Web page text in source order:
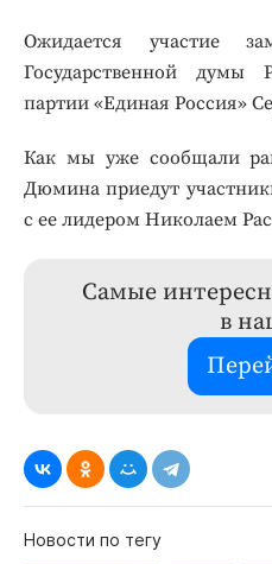
Ожидается участие
Государственной думы
партии «Единая Россия»
Как мы уже сообщали
Дюмина приедут
с ее лидером Николаем
Самые
в
Новости по тегу